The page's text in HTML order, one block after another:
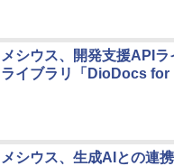
メシウス、開発支援API
ライブラリ「DioDocs
メシウス、生成AIとの連